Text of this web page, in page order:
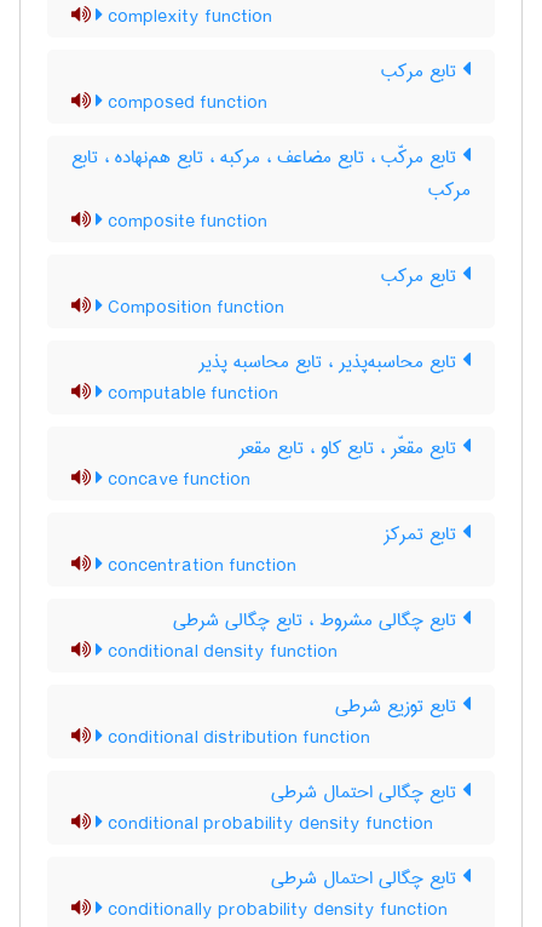
complexity function
تابع مرکب
composed function
تابع مرکّب ، تابع مضاعف ، مرکبه ، تابع هم‌نهاده ، تابع
مرکب
composite function
تابع مرکب
Composition function
تابع محاسبه‌پذیر ، تابع محاسبه پذیر
computable function
تابع مقعّر ، تابع کاو ، تابع مقعر
concave function
تابع تمرکز
concentration function
تابع چگالی مشروط ، تابع چگالی شرطی
conditional density function
تابع توزیع شرطی
conditional distribution function
تابع چگالی احتمال شرطی
conditional probability density function
تابع چگالی احتمال شرطی
conditionally probability density function